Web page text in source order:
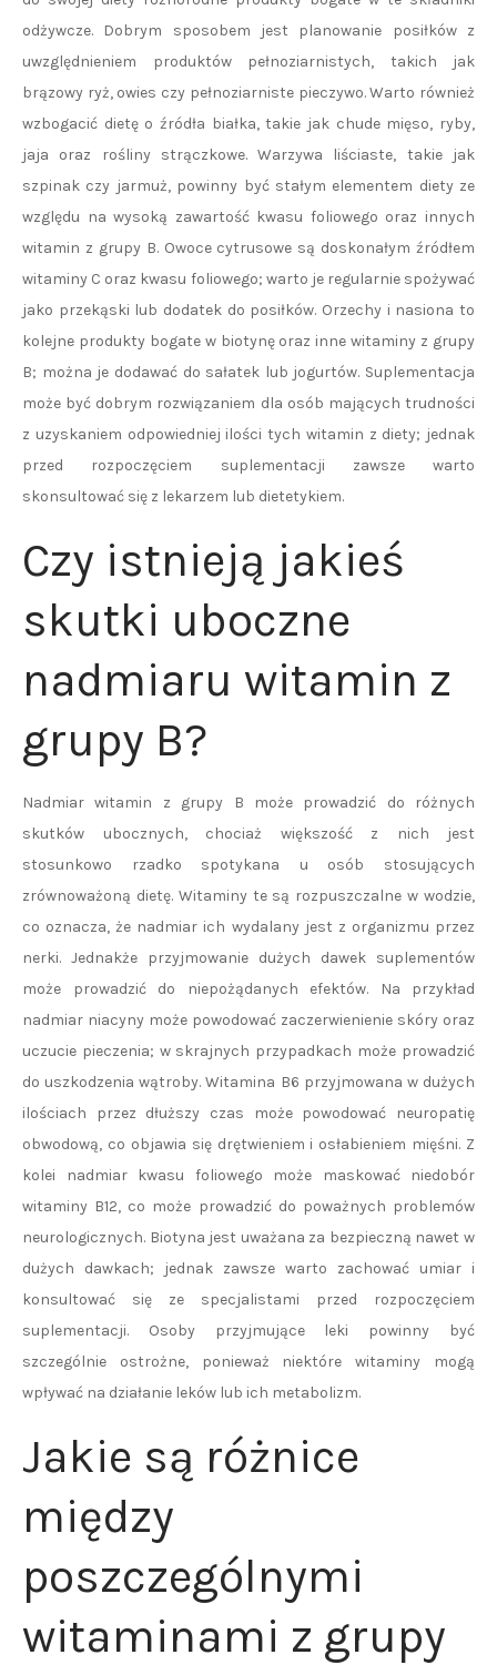
odżywcze. Dobrym sposobem jest planowanie posiłków z
uwzględnieniem produktów pełnoziarnistych, takich jak
brązowy ryż, owies czy pełnoziarniste pieczywo. Warto również
wzbogacić dietę o źródła białka, takie jak chude mięso, ryby,
jaja oraz rośliny strączkowe. Warzywa liściaste, takie jak
szpinak czy jarmuż, powinny być stałym elementem diety ze
względu na wysoką zawartość kwasu foliowego oraz innych
witamin z grupy B. Owoce cytrusowe są doskonałym źródłem
witaminy C oraz kwasu foliowego; warto je regularnie spożywać
jako przekąski lub dodatek do posiłków. Orzechy i nasiona to
kolejne produkty bogate w biotynę oraz inne witaminy z grupy
B; można je dodawać do sałatek lub jogurtów. Suplementacja
może być dobrym rozwiązaniem dla osób mających trudności
z uzyskaniem odpowiedniej ilości tych witamin z diety; jednak
przed rozpoczęciem suplementacji zawsze warto
skonsultować się z lekarzem lub dietetykiem.
Czy istnieją jakieś
skutki uboczne
nadmiaru witamin z
grupy B?
Nadmiar witamin z grupy B może prowadzić do różnych
skutków ubocznych, chociaż większość z nich jest
stosunkowo rzadko spotykana u osób stosujących
zrównoważoną dietę. Witaminy te są rozpuszczalne w wodzie,
co oznacza, że nadmiar ich wydalany jest z organizmu przez
nerki. Jednakże przyjmowanie dużych dawek suplementów
może prowadzić do niepożądanych efektów. Na przykład
nadmiar niacyny może powodować zaczerwienienie skóry oraz
uczucie pieczenia; w skrajnych przypadkach może prowadzić
do uszkodzenia wątroby. Witamina B6 przyjmowana w dużych
ilościach przez dłuższy czas może powodować neuropatię
obwodową, co objawia się drętwieniem i osłabieniem mięśni. Z
kolei nadmiar kwasu foliowego może maskować niedobór
witaminy B12, co może prowadzić do poważnych problemów
neurologicznych. Biotyna jest uważana za bezpieczną nawet w
dużych dawkach; jednak zawsze warto zachować umiar i
konsultować się ze specjalistami przed rozpoczęciem
suplementacji. Osoby przyjmujące leki powinny być
szczególnie ostrożne, ponieważ niektóre witaminy mogą
wpływać na działanie leków lub ich metabolizm.
Jakie są różnice
między
poszczególnymi
witaminami z grupy